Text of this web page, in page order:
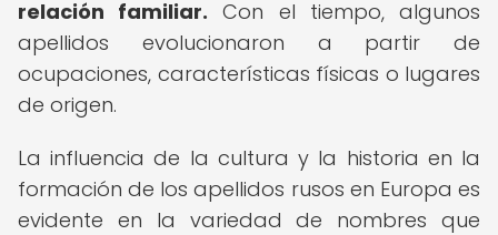
relación familiar. Con el tiempo, algunos
apellidos evolucionaron a partir de
ocupaciones, características físicas o lugares
de origen.
La influencia de la cultura y la historia en la
formación de los apellidos rusos en Europa es
evidente en la variedad de nombres que